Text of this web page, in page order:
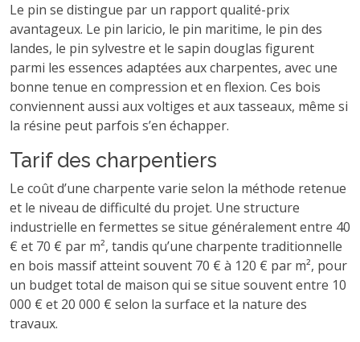
Le pin se distingue par un rapport qualité-prix
avantageux. Le pin laricio, le pin maritime, le pin des
landes, le pin sylvestre et le sapin douglas figurent
parmi les essences adaptées aux charpentes, avec une
bonne tenue en compression et en flexion. Ces bois
conviennent aussi aux voltiges et aux tasseaux, même si
la résine peut parfois s’en échapper.
Tarif des charpentiers
Le coût d’une charpente varie selon la méthode retenue
et le niveau de difficulté du projet. Une structure
industrielle en fermettes se situe généralement entre 40
€ et 70 € par m², tandis qu’une charpente traditionnelle
en bois massif atteint souvent 70 € à 120 € par m², pour
un budget total de maison qui se situe souvent entre 10
000 € et 20 000 € selon la surface et la nature des
travaux.